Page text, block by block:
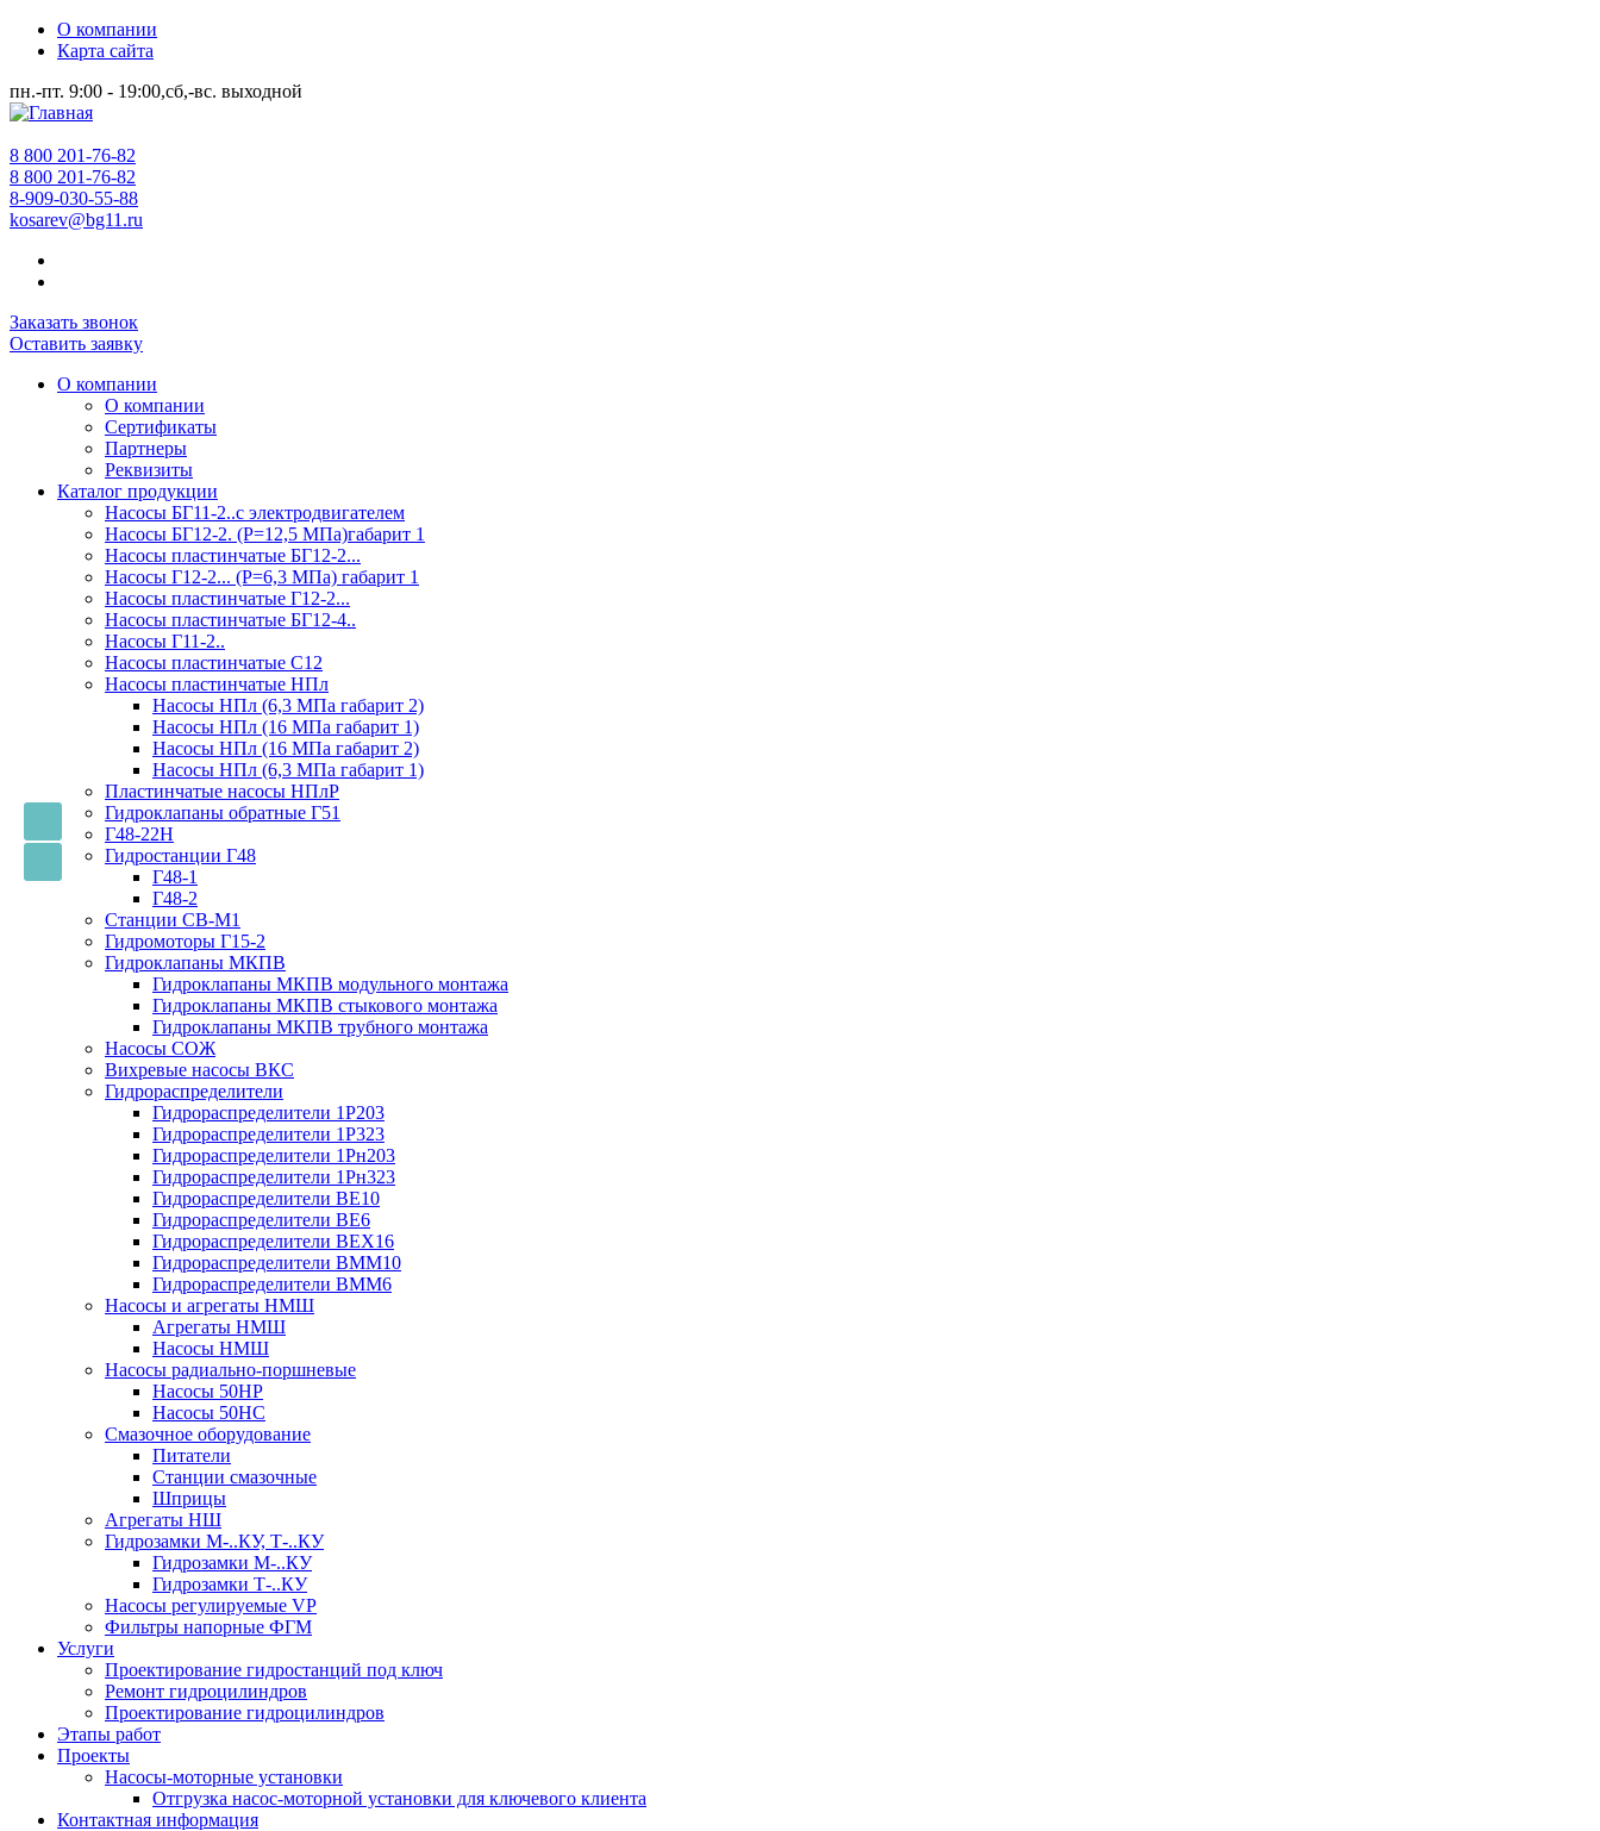
О компании
Карта сайта
пн.-пт. 9:00 - 19:00,сб,-вс. выходной
8 800 201-76-82
8 800 201-76-82
8-909-030-55-88
kosarev@bg11.ru
Заказать звонок
Оставить заявку
О компании
О компании
Сертификаты
Партнеры
Реквизиты
Каталог продукции
Насосы БГ11-2..с электродвигателем
Насосы БГ12-2. (Р=12,5 МПа)габарит 1
Насосы пластинчатые БГ12-2...
Насосы Г12-2... (Р=6,3 МПа) габарит 1
Насосы пластинчатые Г12-2...
Насосы пластинчатые БГ12-4..
Насосы Г11-2..
Насосы пластинчатые С12
Насосы пластинчатые НПл
Насосы НПл (6,3 МПа габарит 2)
Насосы НПл (16 МПа габарит 1)
Насосы НПл (16 МПа габарит 2)
Насосы НПл (6,3 МПа габарит 1)
Пластинчатые насосы НПлР
Гидроклапаны обратные Г51
Г48-22Н
Гидростанции Г48
Г48-1
Г48-2
Станции СВ-М1
Гидромоторы Г15-2
Гидроклапаны МКПВ
Гидроклапаны МКПВ модульного монтажа
Гидроклапаны МКПВ стыкового монтажа
Гидроклапаны МКПВ трубного монтажа
Насосы СОЖ
Вихревые насосы ВКС
Гидрораспределители
Гидрораспределители 1Р203
Гидрораспределители 1Р323
Гидрораспределители 1Рн203
Гидрораспределители 1Рн323
Гидрораспределители ВЕ10
Гидрораспределители ВЕ6
Гидрораспределители ВЕХ16
Гидрораспределители ВММ10
Гидрораспределители ВММ6
Насосы и агрегаты НМШ
Агрегаты НМШ
Насосы НМШ
Насосы радиально-поршневые
Насосы 50НР
Насосы 50НС
Смазочное оборудование
Питатели
Станции смазочные
Шприцы
Агрегаты НШ
Гидрозамки М-..КУ, Т-..КУ
Гидрозамки М-..КУ
Гидрозамки Т-..КУ
Насосы регулируемые VP
Фильтры напорные ФГМ
Услуги
Проектирование гидростанций под ключ
Ремонт гидроцилиндров
Проектирование гидроцилиндров
Этапы работ
Проекты
Насосы-моторные установки
Отгрузка насос-моторной установки для ключевого клиента
Контактная информация